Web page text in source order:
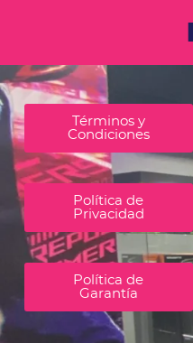
Términos y
Condiciones
Política de
Privacidad
Política de
Garantía